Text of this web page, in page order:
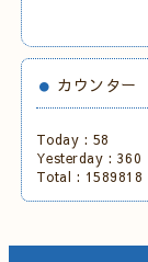
カウンター
Today : 58
Yesterday : 360
Total : 1589818